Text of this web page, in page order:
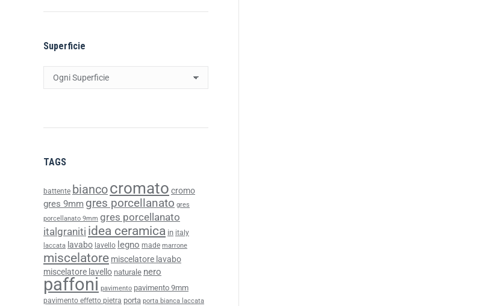
Superficie
TAGS
battente biancocromato cromo
gres 9mm gres porcellanato gres
porcellanato 9mm gres porcellanato
italgraniti idea ceramica in italy
laccata lavabo lavello legno made marrone
miscelatore miscelatore lavabo
miscelatore lavello naturale nero
paffoni pavimento pavimento 9mm
pavimento effetto pietra porta porta bianca laccata